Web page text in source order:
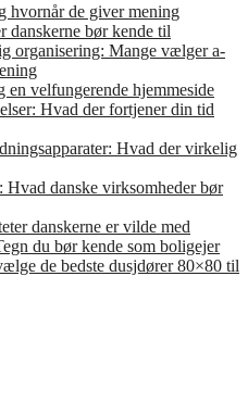
hvornår de giver mening
danskerne bør kende til
organisering: Mange vælger a-
en velfungerende hjemmeside
Hvad der fortjener din tid
Hvad der virkelig
Hvad danske virksomheder bør
danskerne er vilde med
du bør kende som boligejer
de bedste dusjdører 80×80 til